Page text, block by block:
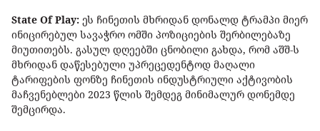
State Of Play: ეს ჩინეთის მხრიდან დონალდ ტრამპი მიერ
ინიცირებულ სავაჭრო ომში პოზიციების შერბილებაზე
მიუთითებს. გასულ დღეებში ცნობილი გახდა, რომ აშშ-ს
მხრიდან დაწესებული უპრეცედენტოდ მაღალი
ტარიფების ფონზე ჩინეთის ინდუსტრიული აქტივობის
მაჩვენებლები 2023 წლის შემდეგ მინიმალურ დონემდე
შემცირდა.